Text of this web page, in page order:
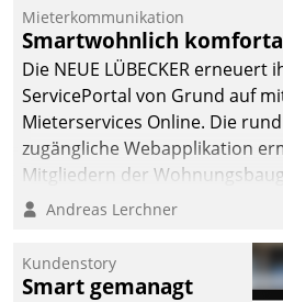
Datatrain ermöglicht
automatisiert ausgelöste,
zielgerichtete
Mieterbefragungen – eine
starke Grundlage für
intelligente,
Entscheidungen.
Mieterkommunikation
Smartwohnlich
Die NEUE LÜBECKER erneuert
ServicePortal von Grund auf
Mieterservices Online. Die
zugängliche Webapplikation
Mitgliedern der
Kontaktaufnahme per
Andreas Lerchner
Kundenstory
Smart gemanagt